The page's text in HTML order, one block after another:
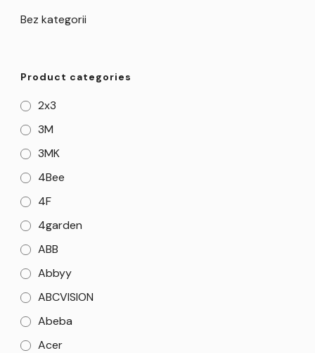
Bez kategorii
Product categories
2x3
3M
3MK
4Bee
4F
4garden
ABB
Abbyy
ABCVISION
Abeba
Acer